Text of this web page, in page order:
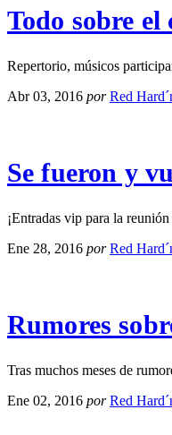
Todo sobre el
Repertorio, músicos
Abr 03, 2016 por Red
Se fueron y
¡Entradas vip para la
Ene 28, 2016 por Red
Rumores
Tras muchos meses de
Ene 02, 2016 por Red